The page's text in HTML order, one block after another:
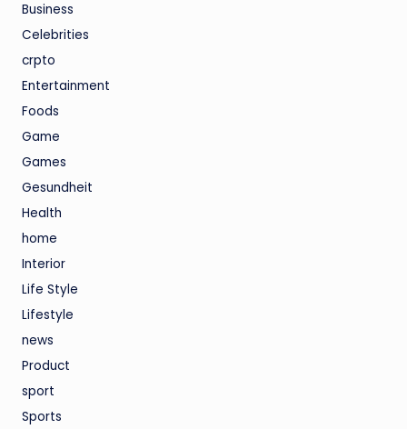
Business
Celebrities
crpto
Entertainment
Foods
Game
Games
Gesundheit
Health
home
Interior
Life Style
Lifestyle
news
Product
sport
Sports